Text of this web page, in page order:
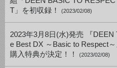
T」を初収録！
(2023/02/08)
2023年3月8日(水)発売 『DEEN
e Best DX ～Basic to Respect～
購入特典が決定！！
(2023/02/08)